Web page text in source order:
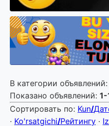
В категории объявлений:
Показано объявлений: 1-
Сортировать по: Kun/
· Ko'rsatgichi/Рейтингу ·